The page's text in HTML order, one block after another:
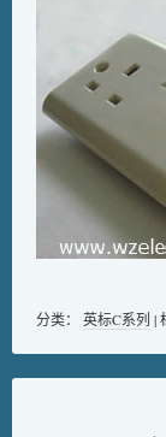
分类： 英标C系列 |